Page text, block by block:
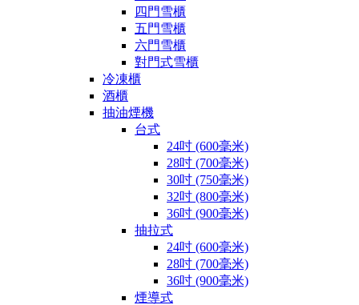
四門雪櫃
五門雪櫃
六門雪櫃
對門式雪櫃
冷凍櫃
酒櫃
抽油煙機
台式
24吋 (600毫米)
28吋 (700毫米)
30吋 (750毫米)
32吋 (800毫米)
36吋 (900毫米)
抽拉式
24吋 (600毫米)
28吋 (700毫米)
36吋 (900毫米)
煙導式